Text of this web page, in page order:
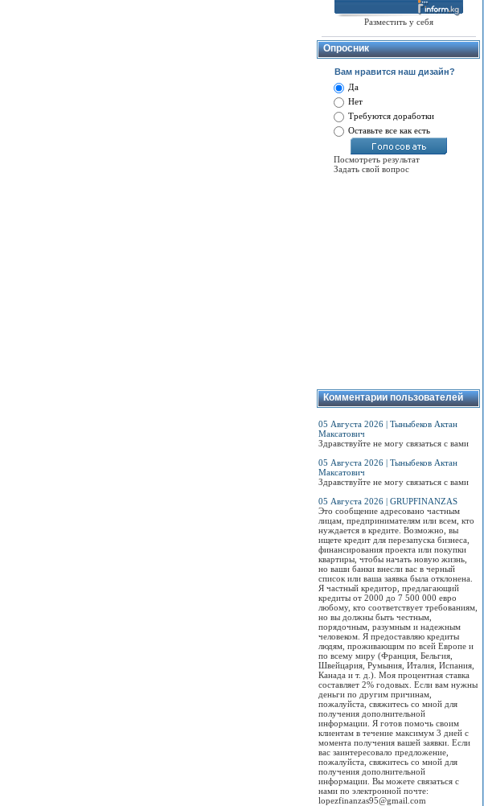
Разместить у себя
Опросник
Вам нравится наш дизайн?
Да
Нет
Требуются доработки
Оставьте все как есть
Посмотреть результат
Задать свой вопрос
Комментарии пользователей
05 Августа 2026 | Тыныбеков Актан
Максатович
Здравствуйте не могу связаться с вами
05 Августа 2026 | Тыныбеков Актан
Максатович
Здравствуйте не могу связаться с вами
05 Августа 2026 | GRUPFINANZAS
Это сообщение адресовано частным
лицам, предпринимателям или всем, кто
нуждается в кредите. Возможно, вы
ищете кредит для перезапуска бизнеса,
финансирования проекта или покупки
квартиры, чтобы начать новую жизнь,
но ваши банки внесли вас в черный
список или ваша заявка была отклонена.
Я частный кредитор, предлагающий
кредиты от 2000 до 7 500 000 евро
любому, кто соответствует требованиям,
но вы должны быть честным,
порядочным, разумным и надежным
человеком. Я предоставляю кредиты
людям, проживающим по всей Европе и
по всему миру (Франция, Бельгия,
Швейцария, Румыния, Италия, Испания,
Канада и т. д.). Моя процентная ставка
составляет 2% годовых. Если вам нужны
деньги по другим причинам,
пожалуйста, свяжитесь со мной для
получения дополнительной
информации. Я готов помочь своим
клиентам в течение максимум 3 дней с
момента получения вашей заявки. Если
вас заинтересовало предложение,
пожалуйста, свяжитесь со мной для
получения дополнительной
информации. Вы можете связаться с
нами по электронной почте:
lopezfinanzas95@gmail.com